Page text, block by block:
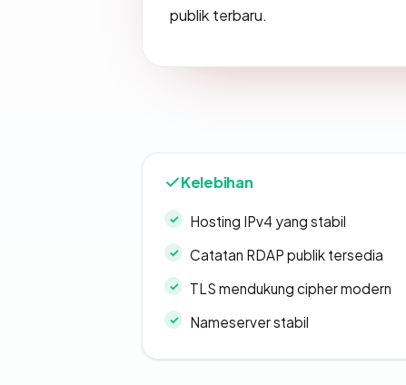
publik terbaru.
Kelebihan
Hosting IPv4 yang stabil
Catatan RDAP publik tersedia
TLS mendukung cipher modern
Nameserver stabil